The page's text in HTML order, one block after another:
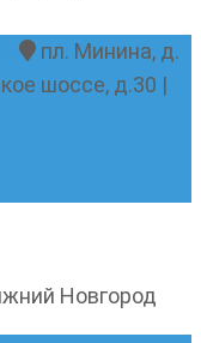
пл. Минина, д.
шоссе, д.30 |
Новгород